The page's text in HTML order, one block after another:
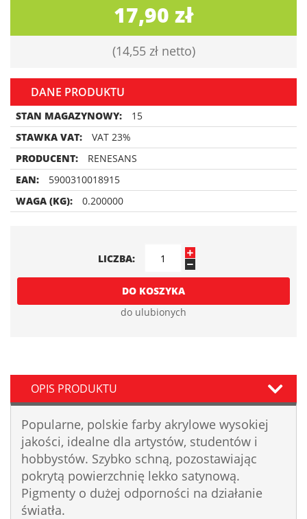
17,90 zł
14,55 zł
DANE PRODUKTU
STAN MAGAZYNOWY:
15
STAWKA VAT:
VAT 23%
PRODUCENT:
RENESANS
EAN:
5900310018915
WAGA (KG):
0.200000
LICZBA
DO KOSZYKA
do ulubionych
OPIS PRODUKTU
Popularne, polskie farby akrylowe wysokiej
jakości, idealne dla artystów, studentów i
hobbystów. Szybko schną, pozostawiając
pokrytą powierzchnię lekko satynową.
Pigmenty o dużej odporności na działanie
światła.